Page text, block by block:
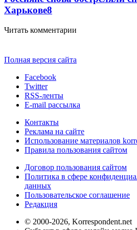
Харькове8
Читать комментарии
Полная версия сайта
Facebook
Twitter
RSS-ленты
E-mail рассылка
Контакты
Реклама на сайте
Использование материалов
Правила пользования сайтом
Договор пользования сайтом
Политика в сфере
данных
Пользовательское соглашение
Редакция
© 2000-2026, Korrespondent.net